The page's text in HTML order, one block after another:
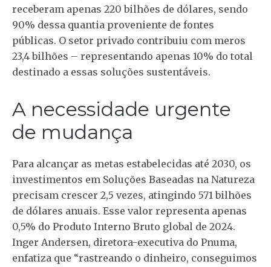
receberam apenas 220 bilhões de dólares, sendo
90% dessa quantia proveniente de fontes
públicas. O setor privado contribuiu com meros
23,4 bilhões – representando apenas 10% do total
destinado a essas soluções sustentáveis.
A necessidade urgente
de mudança
Para alcançar as metas estabelecidas até 2030, os
investimentos em Soluções Baseadas na Natureza
precisam crescer 2,5 vezes, atingindo 571 bilhões
de dólares anuais. Esse valor representa apenas
0,5% do Produto Interno Bruto global de 2024.
Inger Andersen, diretora-executiva do Pnuma,
enfatiza que “rastreando o dinheiro, conseguimos